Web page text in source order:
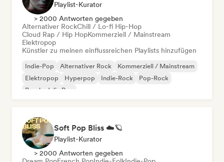
Playlist-Kurator
> 2000 Antworten gegeben
Alternativer RockChill / Lo-fi Hip-Hop
Cloud Rap / Hip HopKommerziell / Mainstream
Elektropop
Künstler zu meinen einflussreichen Playlists hinzufügen
Indie-Pop Alternativer Rock
Kommerziell / Mainstream
Elektropop
Hyperpop Indie-Rock
Pop-Rock
Psychedelic Pop
Soft Pop Bliss ☁️🪐
Playlist-Kurator
> 2000 Antworten gegeben